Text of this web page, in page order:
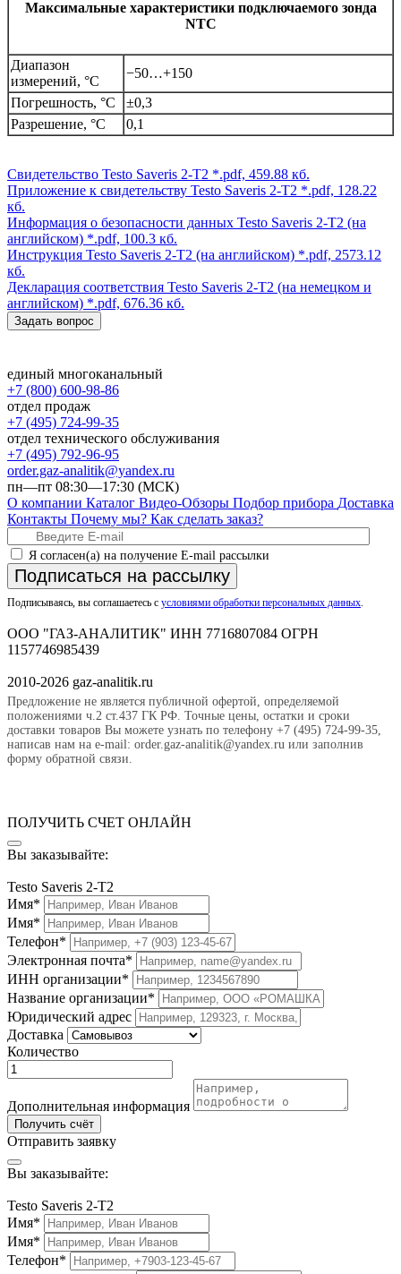
Максимальные характеристики подключаемого зонда
NTC
Диапазон
измерений, °C
−50…+150
Погрешность, °C
±0,3
Разрешение, °C
0,1
Свидетельство Testo Saveris 2-T2 *.pdf, 459.88 кб.
Приложение к свидетельству Testo Saveris 2-T2 *.pdf, 128.22
кб.
Информация о безопасности данных Testo Saveris 2-T2 (на
английском) *.pdf, 100.3 кб.
Инструкция Testo Saveris 2-T2 (на английском) *.pdf, 2573.12
кб.
Декларация соответствия Testo Saveris 2-T2 (на немецком и
английском) *.pdf, 676.36 кб.
Задать вопрос
единый многоканальный
+7 (800) 600-98-86
отдел продаж
+7 (495) 724-99-35
отдел технического обслуживания
+7 (495) 792-96-95
order.gaz-analitik@yandex.ru
пн—пт 08:30—17:30 (МСК)
О компании Каталог Видео-Обзоры Подбор прибора Доставка
Контакты Почему мы? Как сделать заказ?
Я согласен(а) на получение E-mail рассылки
Подписаться на рассылку
Подписываясь, вы соглашаетесь с условиями обработки персональных данных.
ООО "ГАЗ-АНАЛИТИК" ИНН 7716807084 ОГРН
1157746985439
2010-2026 gaz-analitik.ru
Предложение не является публичной офертой, определяемой
положениями ч.2 ст.437 ГК РФ. Точные цены, остатки и сроки
доставки товаров Вы можете узнать по телефону +7 (495) 724-99-35,
написав нам на e-mail: order.gaz-analitik@yandex.ru или заполнив
форму обратной связи.
ПОЛУЧИТЬ СЧЕТ ОНЛАЙН
Вы заказывайте:
Testo Saveris 2-T2
Имя*
Имя*
Телефон*
Электронная почта*
ИНН организации*
Название организации*
Юридический адрес
Доставка
Количество
Дополнительная информация
Получить счёт
Отправить заявку
Вы заказывайте:
Testo Saveris 2-T2
Имя*
Имя*
Телефон*